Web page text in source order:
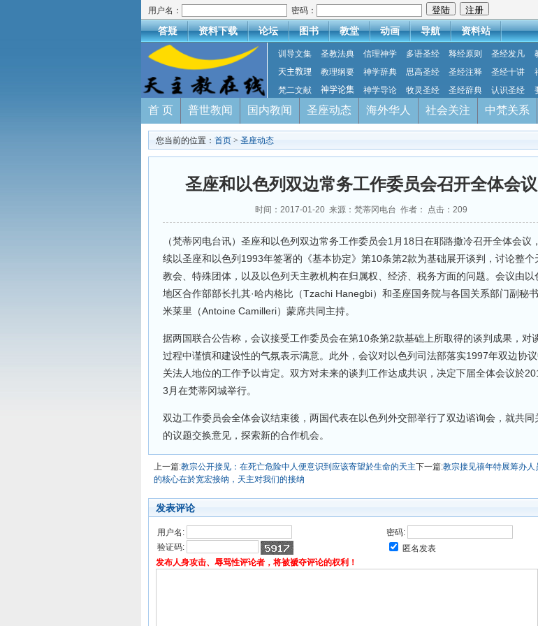
用户名： 密码：
答疑 资料下载 论坛 图书 教堂 动画 导航 资料站
训导文集 圣教法典 信理神学 多语圣经 释经原则 圣经发凡
天主教理
教理纲要 神学辞典 思高圣经 圣经注释 圣经十讲
梵二文献
神学论集 神学导论 牧灵圣经 圣经辞典 认识圣经
首 页 普世教闻 国内教闻 圣座动态 海外华人 社会关注 中梵关系
您当前的位置： 首页 > 圣座动态
圣座和以色列双边常务工作委员会召开全体会议
时间：2017-01-20 来源：梵蒂冈电台 作者： 点击： 209
（梵蒂冈电台讯）圣座和以色列双边常务工作委员会1月18日在耶路撒冷召开全体会议
续以圣座和以色列1993年签署的《基本协定》第10条第2款为基础展开谈判，讨论整个
教会、特殊团体，以及以色列天主教机构在归属权、经济、税务方面的问题。会议由以
地区合作部部长扎其·哈内格比（Tzachi Hanegbi）和圣座国务院与各国关系部门副秘
米莱里（Antoine Camilleri）蒙席共同主持。
据两国联合公告称，会议接受工作委员会在第10条第2款基础上所取得的谈判成果，对
过程中谨慎和建设性的气氛表示满意。此外，会议对以色列司法部落实1997年双边协
关法人地位的工作予以肯定。双方对未来的谈判工作达成共识，决定下届全体会议於
3月在梵蒂冈城举行。
双边工作委员会全体会议结束後，两国代表在以色列外交部举行了双边谘询会，就共同
的议题交换意见，探索新的合作机会。
上一篇:教宗公开接见：在死亡危险中人便意识到应该寄望於生命的天主下一篇:教宗接见禧年特展筹办人
的核心在於宽宏接纳，天主对我们的接纳
发表评论
用户名:
密码:
验证码:
匿名发表
发布人身攻击、辱骂性评论者，将被褫夺评论的权利！